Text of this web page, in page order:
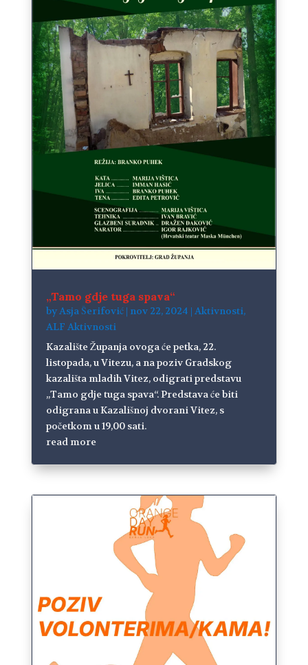
„Tamo gdje tuga spava“
byAsja Šerifović| nov 22, 2024 | Aktivnosti,
ALF Aktivnosti
Kazalište Županja ovoga će petka, 22.
listopada, u Vitezu, a na poziv Gradskog
kazališta mladih Vitez, odigrati predstavu
„Tamo gdje tuga spava“. Predstava će biti
odigrana u Kazališnoj dvorani Vitez, s
početkom u 19,00 sati.
read more